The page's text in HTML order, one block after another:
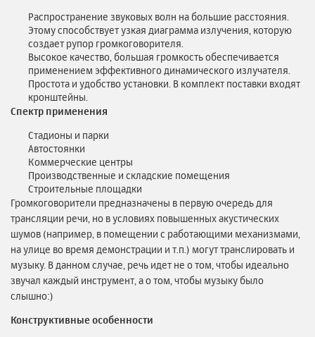
Распространение звуковых волн на большие расстояния.
Этому способствует узкая диаграмма излучения, которую
создает рупор громкоговорителя.
Высокое качество, большая громкость обеспечивается
применением эффективного динамического излучателя.
Простота и удобство установки. В комплект поставки входят
кронштейны.
Спектр применения
Стадионы и парки
Автостоянки
Коммерческие центры
Производственные и складские помещения
Строительные площадки
Громкоговорители предназначены в первую очередь для
трансляции речи, но в условиях повышенных акустических
шумов (например, в помещении с работающими механизмами,
на улице во время демонстрации и т.п.) могут транслировать и
музыку. В данном случае, речь идет не о том, чтобы идеально
звучал каждый инструмент, а о том, чтобы музыку было
слышно:)
Конструктивные особенности